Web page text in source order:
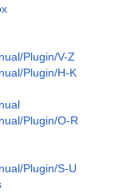
Plugin/V-Z
Plugin/H-K
Plugin/O-R
Plugin/S-U